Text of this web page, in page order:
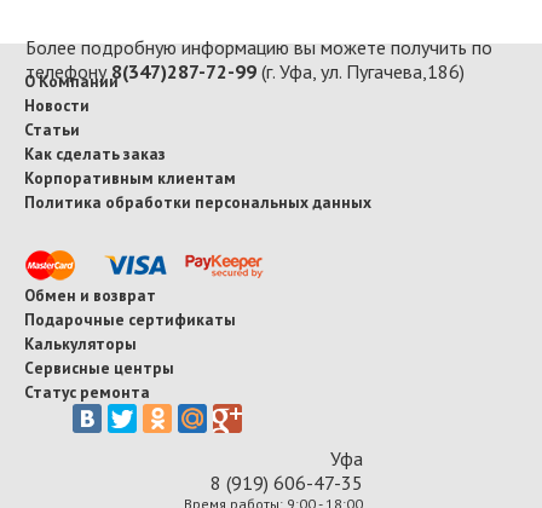
Более подробную информацию вы можете получить по
телефону 8(347)287-72-99 (г. Уфа, ул. Пугачева,186)
О Компании
Новости
Статьи
Как сделать заказ
Корпоративным клиентам
Политика обработки персональных данных
Обмен и возврат
Подарочные сертификаты
Калькуляторы
Сервисные центры
Статус ремонта
Уфа
8 (919) 606-47-35
Время работы: 9:00 - 18:00